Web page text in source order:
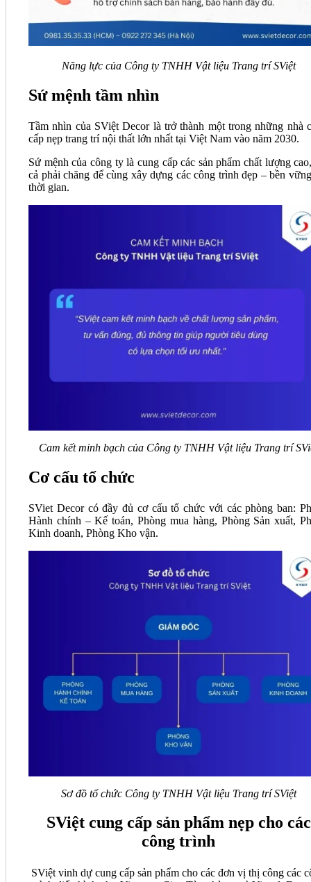
Năng lực của Công ty TNHH Vật liệu Trang trí SViệt
Sứ mệnh tầm nhìn
Tầm nhìn của SViệt Decor là trở thành một trong những nhà
cấp nẹp trang trí nội thất lớn nhất tại Việt Nam vào năm 2030.
Sứ mệnh của công ty là cung cấp các sản phẩm chất lượng
cả phải chăng để cùng xây dựng các công trình đẹp – bền
thời gian.
Cam kết minh bạch của Công ty TNHH Vật liệu Trang trí
Cơ cấu tổ chức
SViet Decor có đầy đủ cơ cấu tổ chức với các phòng ban:
Hành chính – Kế toán, Phòng mua hàng, Phòng Sản xuất,
Kinh doanh, Phòng Kho vận.
Sơ đồ tổ chức Công ty TNHH Vật liệu Trang trí SViệt
SViệt cung cấp sản phẩm nẹp cho các
công trình
SViệt vinh dự cung cấp sản phẩm cho các đơn vị thị công các